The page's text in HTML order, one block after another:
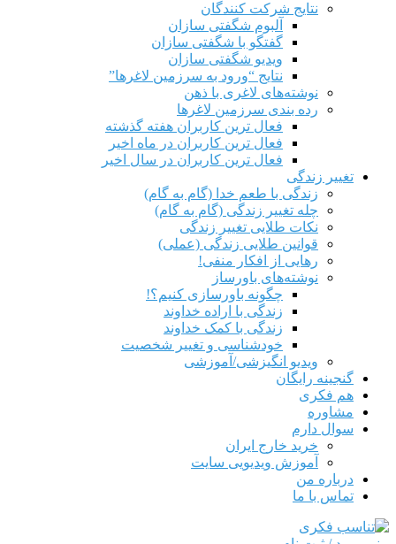
نتایج شرکت کنندگان
آلبوم شگفتی سازان
گفتگو با شگفتی سازان
ویدیو شگفتی سازان
نتایج “ورود به سرزمین لاغرها”
نوشته‌های لاغری با ذهن
رده بندی سرزمین لاغرها
فعال ترین کاربران هفته گذشته
فعال ترین کاربران در ماه اخیر
فعال ترین کاربران در سال اخیر
تغییر زندگی
زندگی با طعم خدا (گام به گام)
چله تغییر زندگی (گام به گام)
نکات طلایی تغییر زندگی
قوانین طلایی زندگی (عملی)
رهایی از افکار منفی!
نوشته‌های باورساز
چگونه باورسازی کنیم؟!
زندگی با اراده خداوند
زندگی با کمک خداوند
خودشناسی و تغییر شخصیت
ویدیو انگیزشی/آموزشی
گنجینه رایگان
هم‌ فکری
مشاوره
سوال دارم
خرید خارج ایران
آموزش ویدیویی سایت
درباره من
تماس با ما